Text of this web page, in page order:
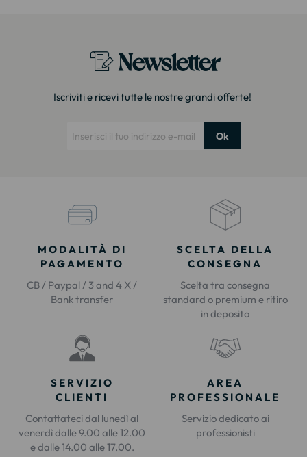
Newsletter
Iscriviti e ricevi tutte le nostre grandi offerte!
Ok
MODALITÀ DI
PAGAMENTO
CB / Paypal / 3 and 4 X /
Bank transfer
SCELTA DELLA
CONSEGNA
Scelta tra consegna
standard o premium e ritiro
in deposito
SERVIZIO
CLIENTI
Contattateci dal lunedì al
venerdì dalle 9.00 alle 12.00
e dalle 14.00 alle 17.00.
AREA
PROFESSIONALE
Servizio dedicato ai
professionisti